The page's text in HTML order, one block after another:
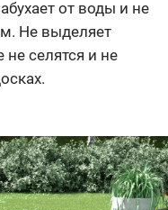
от воды и не
Не выделяет
селятся и не